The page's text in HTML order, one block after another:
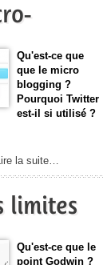
Qu'est-ce que
que le micro
blogging ?
Pourquoi Twitter
est-il si utilisé ?
la suite…
limites
Qu'est-ce que le
point Godwin ?